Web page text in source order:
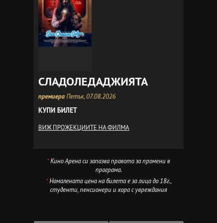
СЛАДОЛЕДАДЖИЯТА
премиераПетък, 07.08.2026
КУПИ БИЛЕТ
ВИЖ ПРОЖЕКЦИИТЕ НА ФИЛМА
*Кино Арена си запазва правото за промени в
програма.
*Намалената цена на билета е за лица до 18г.,
студенти, пенсионери и хора с увреждания